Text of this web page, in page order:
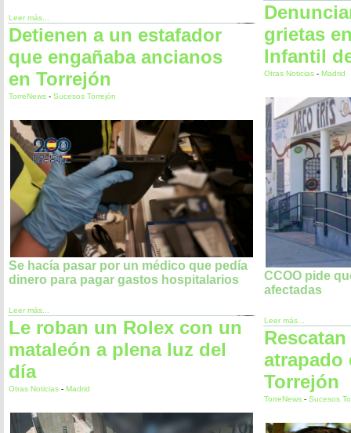
Leer más...
Detienen a un estafador
que engañaba ancianos
en Torrejón
TorreNews - Sucesos Torrejón
Se hacía pasar por un médico que pedía
dinero para pagar gastos hospitalarios
Leer más...
Le roban un Rolex con un
mataleón a plena luz del
día
Otras Noticias - Madrid
grietas
Infantil
Otras Noticias - Madrid
CCOO pide
afectadas
Leer más...
atrapado
Torrejón
TorreNews - Sucesos